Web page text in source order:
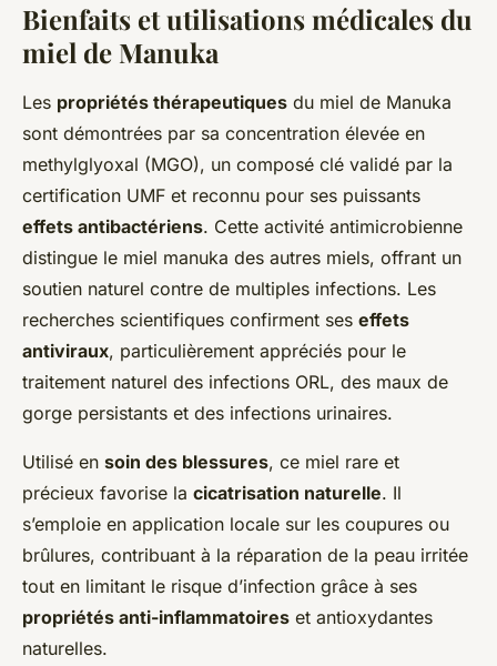
Bienfaits et utilisations médicales du
miel de Manuka
Les propriétés thérapeutiques du miel de Manuka
sont démontrées par sa concentration élevée en
methylglyoxal (MGO), un composé clé validé par la
certification UMF et reconnu pour ses puissants
effets antibactériens. Cette activité antimicrobienne
distingue le miel manuka des autres miels, offrant un
soutien naturel contre de multiples infections. Les
recherches scientifiques confirment ses effets
antiviraux, particulièrement appréciés pour le
traitement naturel des infections ORL, des maux de
gorge persistants et des infections urinaires.
Utilisé en soin des blessures, ce miel rare et
précieux favorise la cicatrisation naturelle. Il
s’emploie en application locale sur les coupures ou
brûlures, contribuant à la réparation de la peau irritée
tout en limitant le risque d’infection grâce à ses
propriétés anti-inflammatoires et antioxydantes
naturelles.